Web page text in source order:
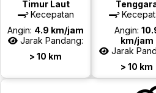
Timur Laut
Kecepatan
Angin: 4.9 km/jam
Jarak Pandang:
> 10 km
Angin:
km/jam
Jarak
> 10 km